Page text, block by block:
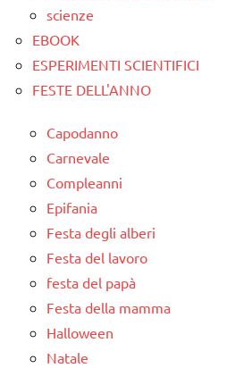
scienze
EBOOK
ESPERIMENTI SCIENTIFICI
FESTE DELL'ANNO
Capodanno
Carnevale
Compleanni
Epifania
Festa degli alberi
Festa del lavoro
festa del papà
Festa della mamma
Halloween
Natale